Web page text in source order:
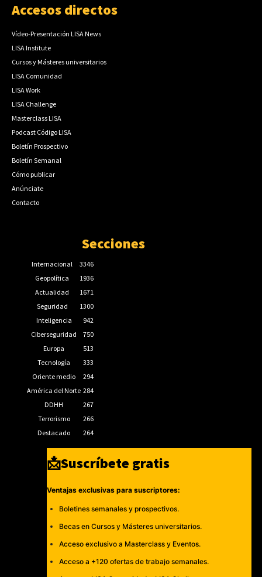
Accesos directos
Vídeo-Presentación LISA News
LISA Institute
Cursos y Másteres universitarios
LISA Comunidad
LISA Work
LISA Challenge
Masterclass LISA
Podcast Código LISA
Boletín Prospectivo
Boletín Semanal
Cómo publicar
Anúnciate
Contacto
Secciones
Internacional
3346
Geopolítica
1936
Actualidad
1671
Seguridad
1300
Inteligencia
942
Ciberseguridad
750
Europa
513
Tecnología
333
Oriente medio
294
América del Norte 284
DDHH
267
Terrorismo
266
Destacado
264
📩Suscríbete gratis
Ventajas exclusivas para suscriptores:
Boletines semanales y prospectivos.
Becas en Cursos y Másteres universitarios.
Acceso exclusivo a Masterclass y Eventos.
Acceso a +120 ofertas de trabajo semanales.